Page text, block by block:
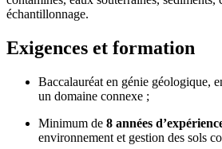
échantillonnage.
Exigences et formation
Baccalauréat en génie géologique,
un domaine connexe ;
Minimum de 8 années
environnement et gestion des sols